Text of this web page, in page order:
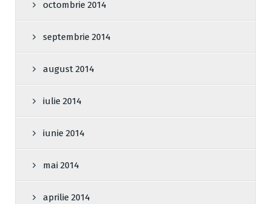
octombrie 2014
septembrie 2014
august 2014
iulie 2014
iunie 2014
mai 2014
aprilie 2014